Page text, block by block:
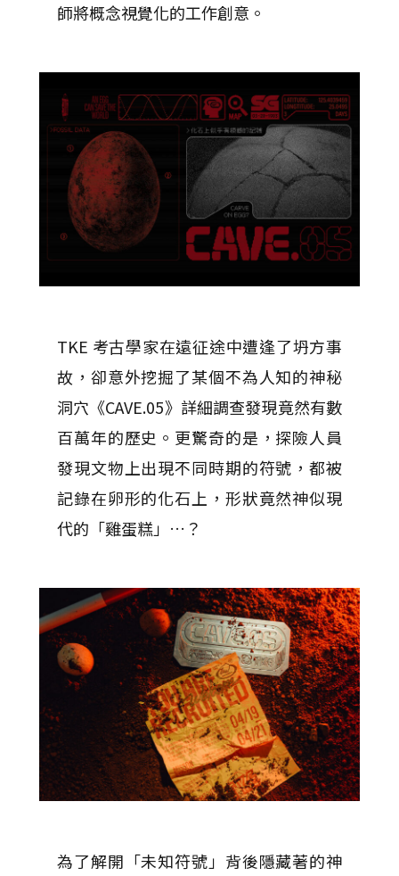
師將概念視覺化的工作創意。
TKE 考古學家在遠征途中遭逢了坍方事
故，卻意外挖掘了某個不為人知的神秘
洞穴《CAVE.05》詳細調查發現竟然有數
百萬年的歷史。更驚奇的是，探險人員
發現文物上出現不同時期的符號，都被
記錄在卵形的化石上，形狀竟然神似現
代的「雞蛋糕」…？
為了解開「未知符號」背後隱藏著的神